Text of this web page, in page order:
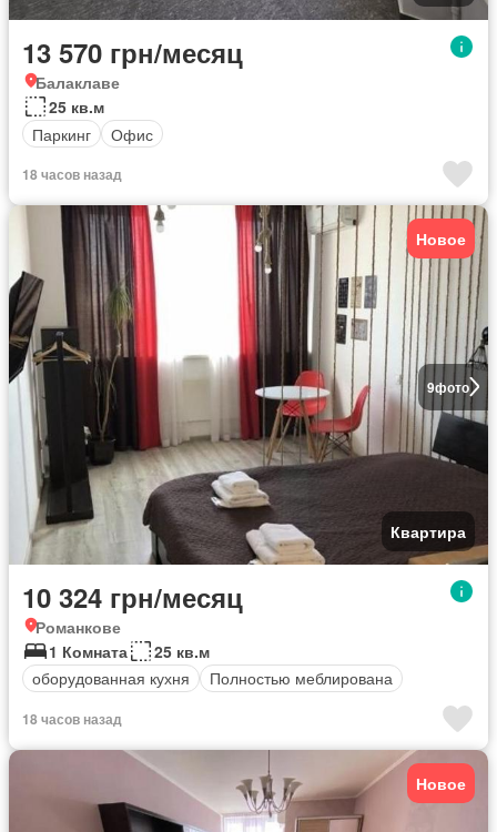
13 570 грн/месяц
Балаклаве
25 кв.м
Паркинг
Офис
18 часов назад
9фото
Новое
Квартира
10 324 грн/месяц
Романкове
1 Комната
25 кв.м
оборудованная кухня
Полностью меблирована
18 часов назад
Новое